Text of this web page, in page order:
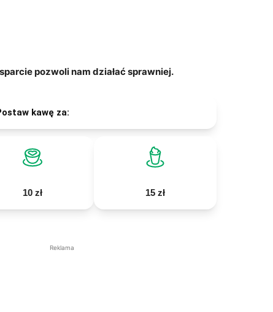
pozwoli nam działać sprawniej.
kawę za:
10 zł 15 zł
Reklama